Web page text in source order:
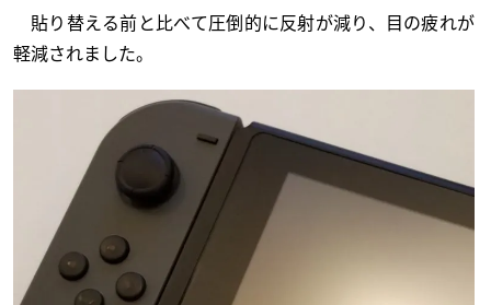
貼り替える前と比べて圧倒的に反射が減り、目の疲れが
軽減されました。